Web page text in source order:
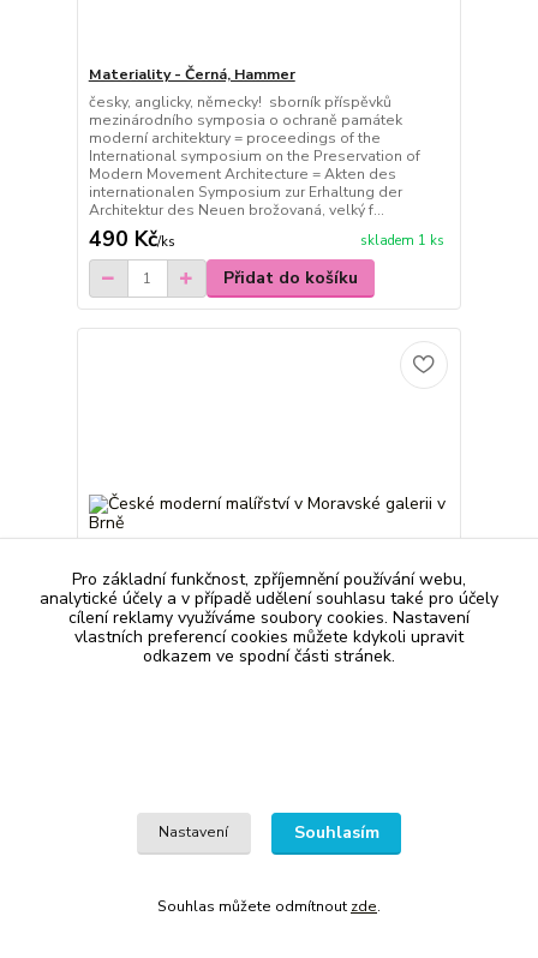
Materiality - Černá, Hammer
česky, anglicky, německy! sborník příspěvků
mezinárodního symposia o ochraně památek
moderní architektury = proceedings of the
International symposium on the Preservation of
Modern Movement Architecture = Akten des
internationalen Symposium zur Erhaltung der
Architektur des Neuen brožovaná, velký f...
490 Kč/ks skladem 1 ks
Přidat do košíku
Přidat do košíku
Pro základní funkčnost, zpříjemnění používání webu,
analytické účely a v případě udělení souhlasu také pro účely
cílení reklamy využíváme soubory cookies. Nastavení
vlastních preferencí cookies můžete kdykoli upravit
odkazem ve spodní části stránek.
Nastavení Souhlasím
Souhlas můžete odmítnout zde.